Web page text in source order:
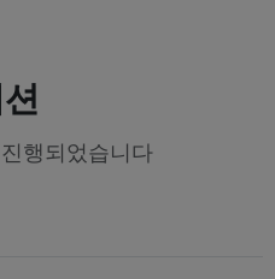
행되었습니다